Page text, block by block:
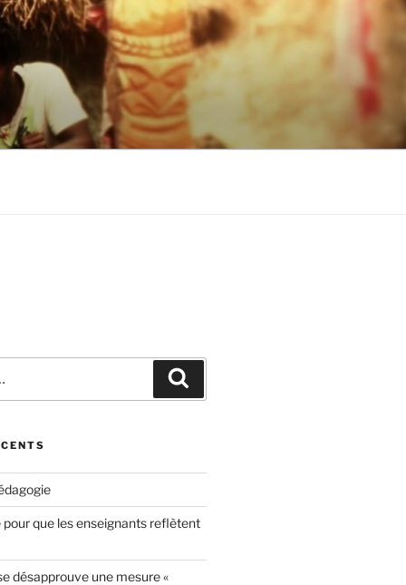
pour que les enseignants reflètent
désapprouve une mesure «